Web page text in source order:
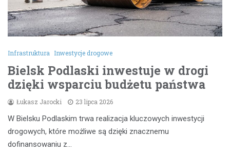
Infrastruktura Inwestycje drogowe
Bielsk Podlaski inwestuje w drogi
dzięki wsparciu budżetu państwa
Łukasz Jarocki 23 lipca 2026
W Bielsku Podlaskim trwa realizacja kluczowych inwestycji
drogowych, które możliwe są dzięki znacznemu
dofinansowaniu z…